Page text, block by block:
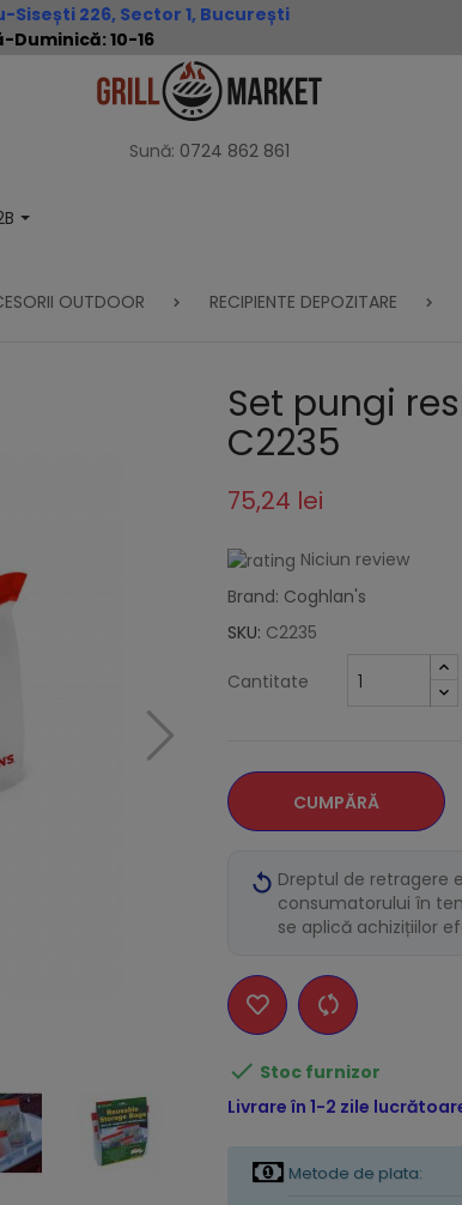
Sisești 226, Sector 1, București
Duminică: 10-16
Sună: 0724 862 861
OUTDOOR RECIPIENTE DEPOZITARE
Set pungi
C2235
75,24 lei
Niciun review
Brand: Coghlan's
SKU: C2235
Cantitate
CUMPĂRĂ
Dreptul de retragere
consumatorului în
se aplică achizițiilor
 Stoc furnizor
Livrare în 1-2 zile
Metode de plata: